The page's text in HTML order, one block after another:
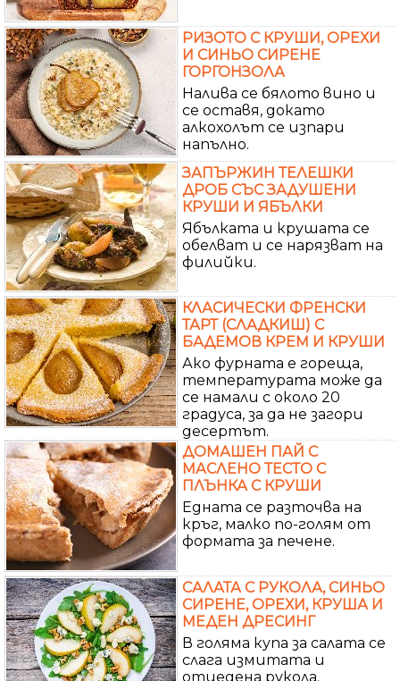
РИЗОТО С КРУШИ, ОРЕХИ
И СИНЬО СИРЕНЕ
ГОРГОНЗОЛА
Налива се бялото вино и
се оставя, докато
алкохолът се изпари
напълно.
ЗАПЪРЖИН ТЕЛЕШКИ
ДРОБ СЪС ЗАДУШЕНИ
КРУШИ И ЯБЪЛКИ
Ябълката и крушата се
обелват и се нарязват на
филийки.
КЛАСИЧЕСКИ ФРЕНСКИ
ТАРТ (СЛАДКИШ) С
БАДЕМОВ КРЕМ И КРУШИ
Ако фурната е гореща,
температурата може да
се намали с около 20
градуса, за да не загори
десертът.
ДОМАШЕН ПАЙ С
МАСЛЕНО ТЕСТО С
ПЛЪНКА С КРУШИ
Едната се разточва на
кръг, малко по-голям от
формата за печене.
САЛАТА С РУКОЛА, СИНЬО
СИРЕНЕ, ОРЕХИ, КРУША И
МЕДЕН ДРЕСИНГ
В голяма купа за салата се
слага измитата и
отцедена рукола.